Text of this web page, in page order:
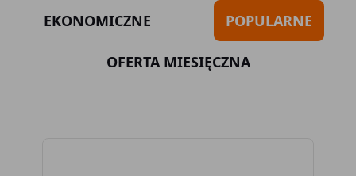
EKONOMICZNE POPULARNE
OFERTA MIESIĘCZNA